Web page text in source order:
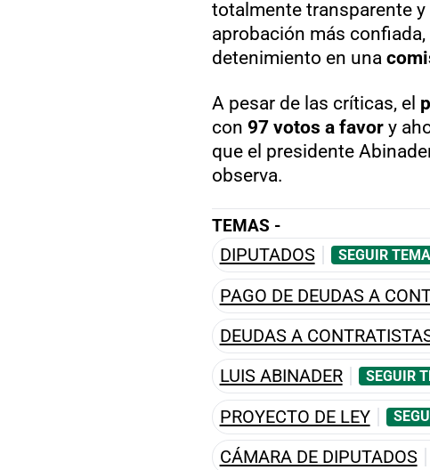
totalmente transparente
aprobación más
detenimiento en una
A pesar de las críticas, el
con 97 votos a favory
que el presidente
observa.
TEMAS -
DIPUTADOS SEGUIR
PAGO DE DEUDAS A
DEUDAS A
LUIS ABINADER SEGUIR
PROYECTO DE LEY
CÁMARA DE DIPUTADOS